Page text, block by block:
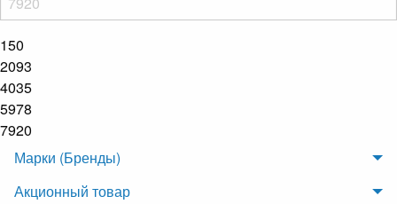
150
2093
4035
5978
7920
Марки (Бренды)
Акционный товар